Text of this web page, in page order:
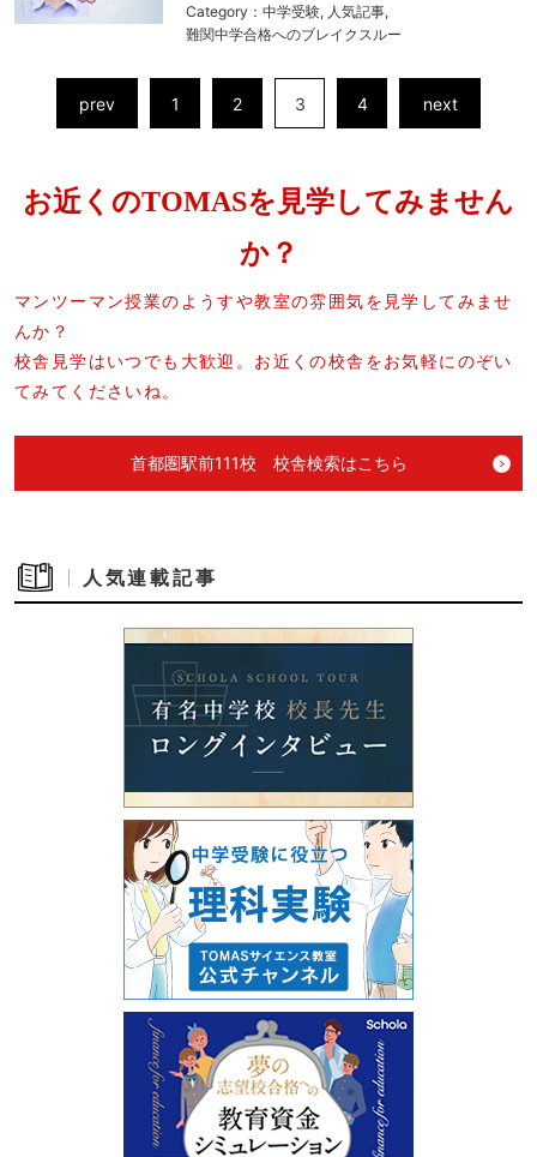
Category： 中学受験, 人気記事,
難関中学合格へのブレイクスルー
prev 1 2 3 4 next
お近くのTOMASを見学してみません
か？
マンツーマン授業のようすや教室の雰囲気を見学してみませ
んか？
校舎見学はいつでも大歓迎。お近くの校舎をお気軽にのぞい
てみてくださいね。
首都圏駅前111校 校舎検索はこちら
人気連載記事